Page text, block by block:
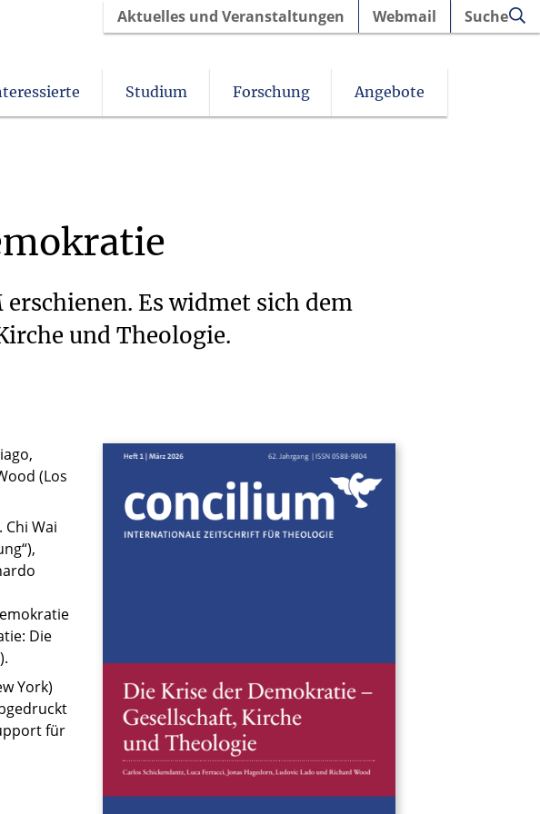
Studium Forschung Angebote
Aktuelles und Veranstaltungen Webmail Suche
Es widmet sich dem
und Theologie.
(Los
Wai
Die
York)
für